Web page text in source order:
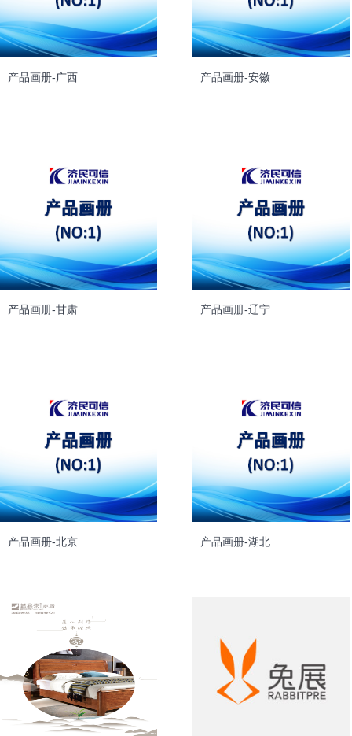
产品画册-广西 产品画册-安徽
产品画册-甘肃 产品画册-辽宁
产品画册-北京 产品画册-湖北